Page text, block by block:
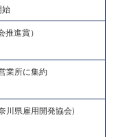
始
進賞）
業所に集約
川県雇用開発協会)